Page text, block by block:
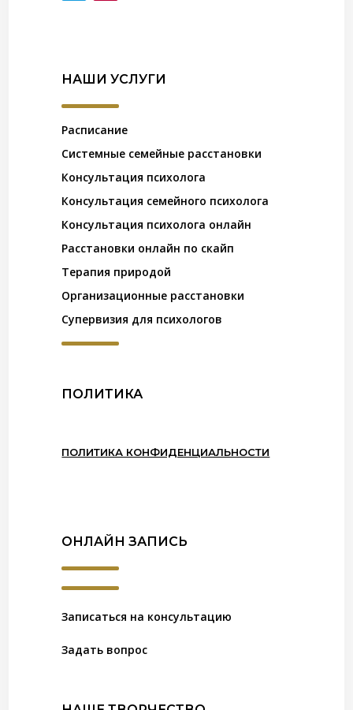
НАШИ УСЛУГИ
Расписание
Системные семейные расстановки
Консультация психолога
Консультация семейного психолога
Консультация психолога онлайн
Расстановки онлайн по скайп
Терапия природой
Организационные расстановки
Супервизия для психологов
ПОЛИТИКА
ПОЛИТИКА КОНФИДЕНЦИАЛЬНОСТИ
ОНЛАЙН ЗАПИСЬ
Записаться на консультацию
Задать вопрос